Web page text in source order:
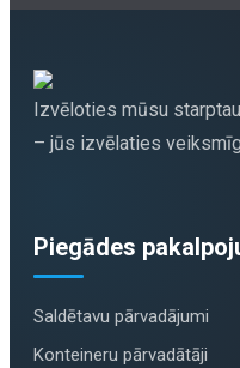
Izvēloties mūsu
– jūs izvēlaties
Piegādes
Saldētavu pārvadājumi
Konteineru pārvadātāji